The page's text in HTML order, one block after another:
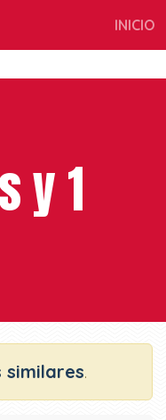
INICIO
y 1
similares.